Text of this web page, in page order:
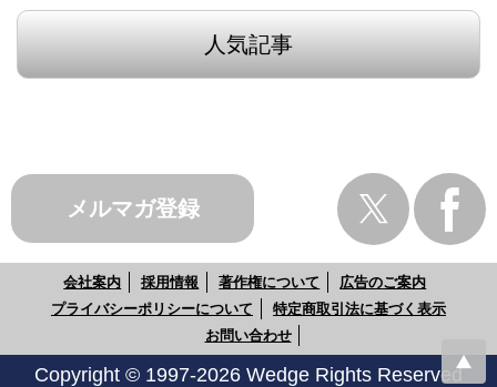
人気記事
メルマガ登録
会社案内 採用情報 著作権について
広告のご案内
プライバシーポリシーについて
特定商取引法に基づく表示
お問い合わせ
Copyright © 1997-2026 Wedge Rights Reserved